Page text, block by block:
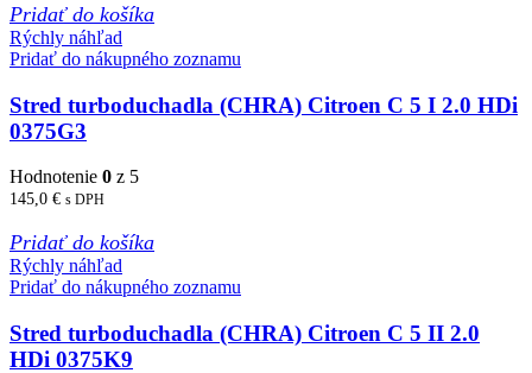
Pridať do košíka
Rýchly náhľad
Pridať do nákupného zoznamu
Stred turboduchadla (CHRA) Citroen C 5 I 2.0 HDi
0375G3
Hodnotenie 0 z 5
145,0 € s DPH
Pridať do košíka
Rýchly náhľad
Pridať do nákupného zoznamu
Stred turboduchadla (CHRA) Citroen C 5 II 2.0
HDi 0375K9